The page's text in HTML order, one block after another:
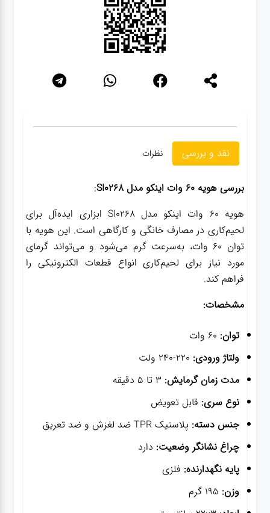
نقد و بررسی نظرات
بررسی هویه 60 وات اینکو مدل SI0268
:
هویه 60 وات اینکو مدل SI0268 ابزاری ایده‌آل برای
لحیم‌کاری در مصارف خانگی و کارگاهی است. این هویه با
توان 60 وات، به‌سرعت گرم می‌شود و می‌تواند گرمای
مورد نیاز برای لحیم‌کاری انواع قطعات الکترونیکی را
فراهم کند.
مشخصات:
توان:
ولتاژ ورودی:
مدت زمان گرمایش:
نوع سری: قابل تعویض
جنس دسته: پلاستیک TPR ضد لغزش و ضد تعریق
چراغ نشانگر وضعیت: دارد
پایه نگهدارنده: فلزی
وزن: